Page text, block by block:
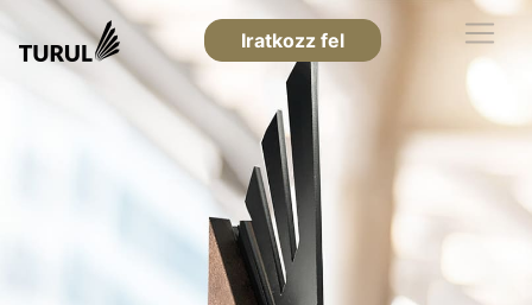
Iratkozz fel